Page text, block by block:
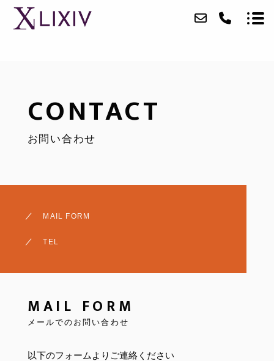
SERVICE
CONTACT
お問い合わせ
MAIL FORM
TEL
MAIL FORM
メールでのお問い合わせ
以下のフォームよりご連絡ください